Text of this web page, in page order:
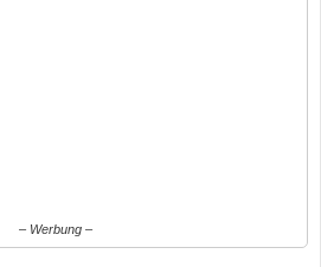
– Werbung –